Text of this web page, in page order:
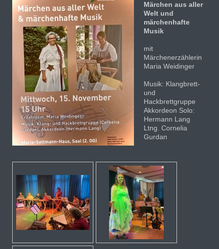
Märchen aus aller
Welt und
märchenhafte
Musik
mit
Märchenerzählerin
Maria Weidinger
Musik: Klangbrett-
und
Hackbrettgruppe
Akkordeon Solo:
Hermann Lang
Ltng. Cornelia
Gurdan